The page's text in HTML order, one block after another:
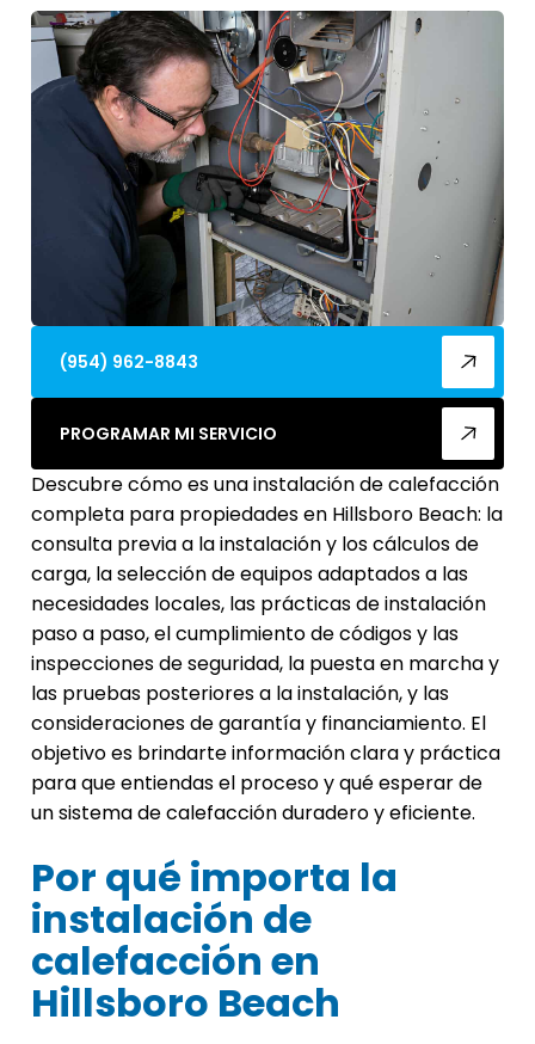
(954) 962-8843
PROGRAMAR MI SERVICIO
Descubre cómo es una instalación de calefacción
completa para propiedades en Hillsboro Beach: la
consulta previa a la instalación y los cálculos de
carga, la selección de equipos adaptados a las
necesidades locales, las prácticas de instalación
paso a paso, el cumplimiento de códigos y las
inspecciones de seguridad, la puesta en marcha y
las pruebas posteriores a la instalación, y las
consideraciones de garantía y financiamiento. El
objetivo es brindarte información clara y práctica
para que entiendas el proceso y qué esperar de
un sistema de calefacción duradero y eficiente.
Por qué importa la
instalación de
calefacción en
Hillsboro Beach